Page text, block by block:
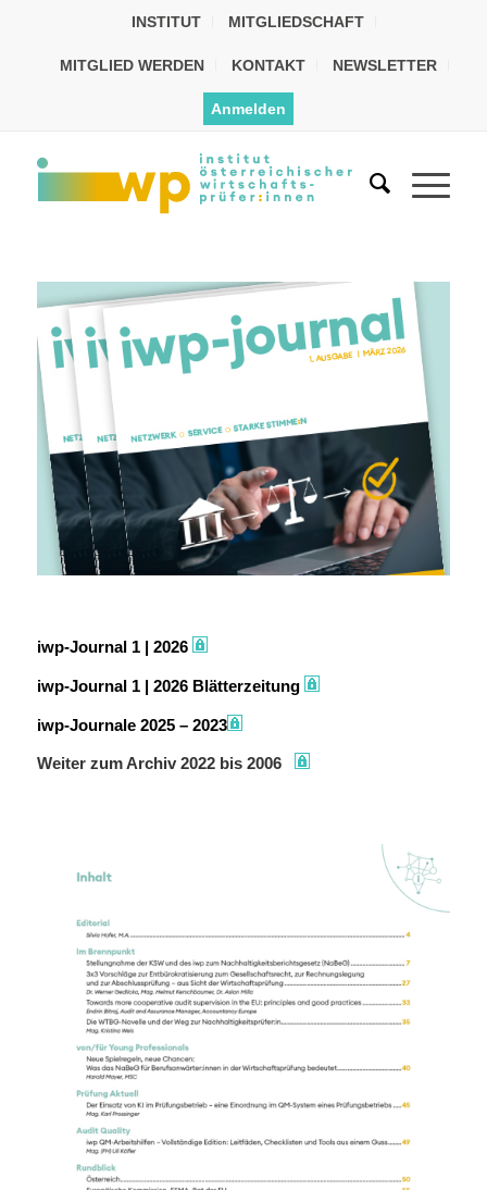
INSTITUT MITGLIEDSCHAFT
MITGLIED WERDEN KONTAKT NEWSLETTER
Anmelden
iwp-Journal 1 | 2026
iwp-Journal 1 | 2026 Blätterzeitung
iwp-Journale 2025 – 2023
Weiter zum Archiv 2022 bis 2006